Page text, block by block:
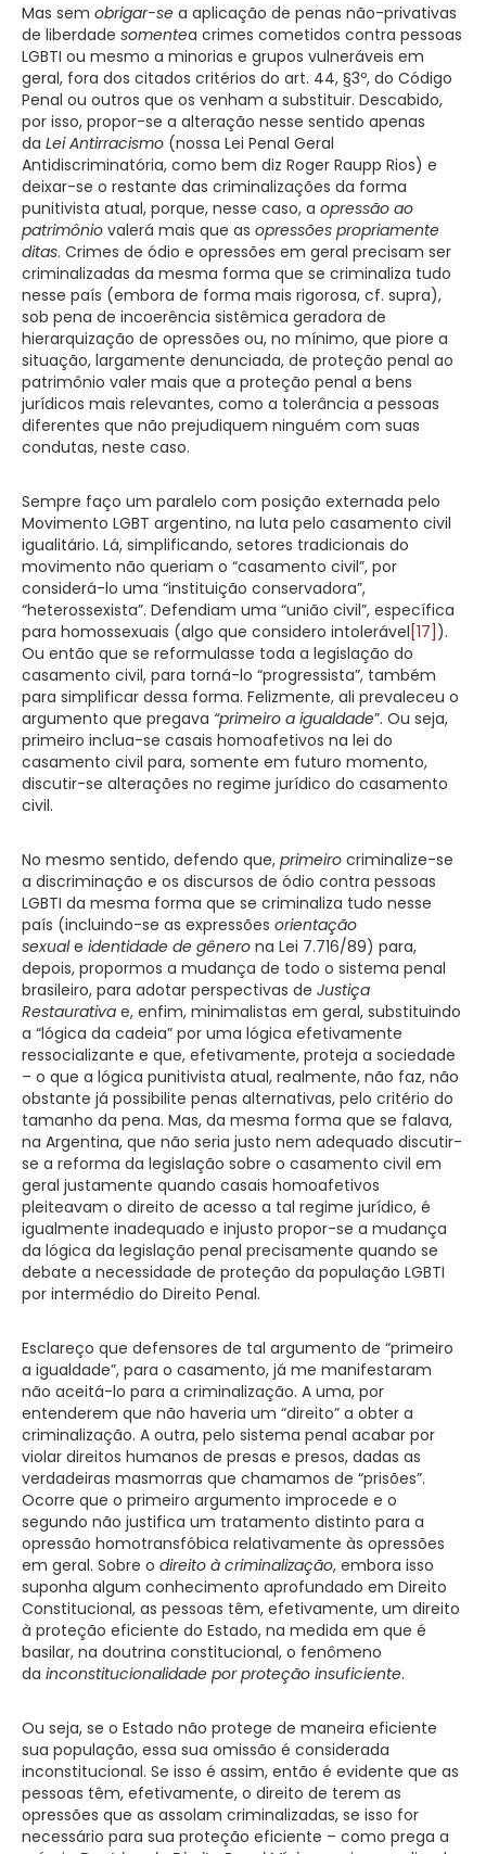
Mas sem obrigar-se a aplicação de penas não-privativas
de liberdade somentea crimes cometidos contra pessoas
LGBTI ou mesmo a minorias e grupos vulneráveis em
geral, fora dos citados critérios do art. 44, §3º, do Código
Penal ou outros que os venham a substituir. Descabido,
por isso, propor-se a alteração nesse sentido apenas
da Lei Antirracismo (nossa Lei Penal Geral
Antidiscriminatória, como bem diz Roger Raupp Rios) e
deixar-se o restante das criminalizações da forma
punitivista atual, porque, nesse caso, a opressão ao
patrimônio valerá mais que as opressões propriamente
ditas. Crimes de ódio e opressões em geral precisam ser
criminalizadas da mesma forma que se criminaliza tudo
nesse país (embora de forma mais rigorosa, cf. supra),
sob pena de incoerência sistêmica geradora de
hierarquização de opressões ou, no mínimo, que piore a
situação, largamente denunciada, de proteção penal ao
patrimônio valer mais que a proteção penal a bens
jurídicos mais relevantes, como a tolerância a pessoas
diferentes que não prejudiquem ninguém com suas
condutas, neste caso.
Sempre faço um paralelo com posição externada pelo
Movimento LGBT argentino, na luta pelo casamento civil
igualitário. Lá, simplificando, setores tradicionais do
movimento não queriam o “casamento civil”, por
considerá-lo uma “instituição conservadora”,
“heterossexista”. Defendiam uma “união civil”, específica
para homossexuais (algo que considero intolerável [17]).
Ou então que se reformulasse toda a legislação do
casamento civil, para torná-lo “progressista”, também
para simplificar dessa forma. Felizmente, ali prevaleceu o
argumento que pregava “primeiro a igualdade”. Ou seja,
primeiro inclua-se casais homoafetivos na lei do
casamento civil para, somente em futuro momento,
discutir-se alterações no regime jurídico do casamento
civil.
No mesmo sentido, defendo que, primeiro criminalize-se
a discriminação e os discursos de ódio contra pessoas
LGBTI da mesma forma que se criminaliza tudo nesse
país (incluindo-se as expressões orientação
sexuale identidade de gênero na Lei 7.716/89) para,
depois, propormos a mudança de todo o sistema penal
brasileiro, para adotar perspectivas de Justiça
Restaurativa e, enfim, minimalistas em geral, substituindo
a “lógica da cadeia” por uma lógica efetivamente
ressocializante e que, efetivamente, proteja a sociedade
– o que a lógica punitivista atual, realmente, não faz, não
obstante já possibilite penas alternativas, pelo critério do
tamanho da pena. Mas, da mesma forma que se falava,
na Argentina, que não seria justo nem adequado discutir-
se a reforma da legislação sobre o casamento civil em
geral justamente quando casais homoafetivos
pleiteavam o direito de acesso a tal regime jurídico, é
igualmente inadequado e injusto propor-se a mudança
da lógica da legislação penal precisamente quando se
debate a necessidade de proteção da população LGBTI
por intermédio do Direito Penal.
Esclareço que defensores de tal argumento de “primeiro
a igualdade”, para o casamento, já me manifestaram
não aceitá-lo para a criminalização. A uma, por
entenderem que não haveria um “direito” a obter a
criminalização. A outra, pelo sistema penal acabar por
violar direitos humanos de presas e presos, dadas as
verdadeiras masmorras que chamamos de “prisões”.
Ocorre que o primeiro argumento improcede e o
segundo não justifica um tratamento distinto para a
opressão homotransfóbica relativamente às opressões
em geral. Sobre o direito à criminalização, embora isso
suponha algum conhecimento aprofundado em Direito
Constitucional, as pessoas têm, efetivamente, um direito
à proteção eficiente do Estado, na medida em que é
basilar, na doutrina constitucional, o fenômeno
da inconstitucionalidade por proteção insuficiente.
Ou seja, se o Estado não protege de maneira eficiente
sua população, essa sua omissão é considerada
inconstitucional. Se isso é assim, então é evidente que as
pessoas têm, efetivamente, o direito de terem as
opressões que as assolam criminalizadas, se isso for
necessário para sua proteção eficiente – como prega a